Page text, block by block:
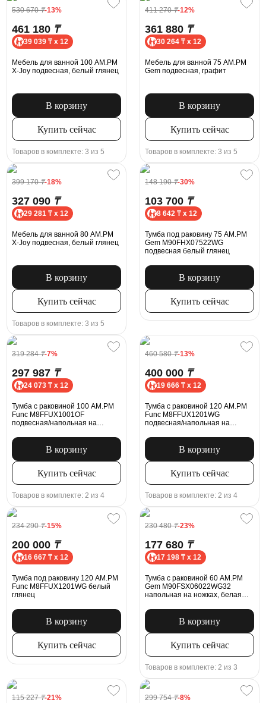
530 670₸-13%
461 180 ₸
39 039 ₸ x 12
Мебель для ванной 100 AM.PM
X-Joy подвесная, белый глянец
В корзину
Купить сейчас
Товаров в комплекте: 3 из 5
411 270₸-12%
361 880 ₸
30 264 ₸ x 12
Мебель для ванной 75 AM.PM
Gem подвесная, графит
В корзину
Купить сейчас
Товаров в комплекте: 3 из 5
399 170₸-18%
327 090 ₸
29 281 ₸ x 12
Мебель для ванной 80 AM.PM
X-Joy подвесная, белый глянец
В корзину
Купить сейчас
Товаров в комплекте: 3 из 5
148 190₸-30%
103 700 ₸
8 642 ₸ x 12
Тумба под раковину 75 AM.PM
Gem M90FHX07522WG
подвесная белый глянец
В корзину
Купить сейчас
319 284₸-7%
297 987 ₸
24 073 ₸ x 12
Тумба с раковиной 100 AM.PM
Func M8FFUX1001OF
подвесная/напольная на
В корзину
Купить сейчас
Товаров в комплекте: 2 из 4
460 580₸-13%
400 000 ₸
19 666 ₸ x 12
Тумба с раковиной 120 AM.PM
Func M8FFUX1201WG
подвесная/напольная на
В корзину
Купить сейчас
Товаров в комплекте: 2 из 4
234 290₸-15%
200 000 ₸
16 667 ₸ x 12
Тумба под раковину 120 AM.PM
Func M8FFUX1201WG белый
глянец
В корзину
Купить сейчас
230 480₸-23%
177 680 ₸
17 198 ₸ x 12
Тумба с раковиной 60 AM.PM
Gem M90FSX06022WG32
напольная на ножках, белая
В корзину
Купить сейчас
Товаров в комплекте: 2 из 3
115 227₸-21% 299 754₸-8%